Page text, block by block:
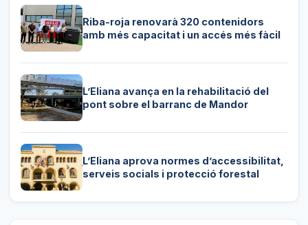
Riba-roja renovarà 320 contenidors
amb més capacitat i un accés més fàcil
L’Eliana avança en la rehabilitació del
pont sobre el barranc de Mandor
L’Eliana aprova normes d’accessibilitat,
serveis socials i protecció forestal